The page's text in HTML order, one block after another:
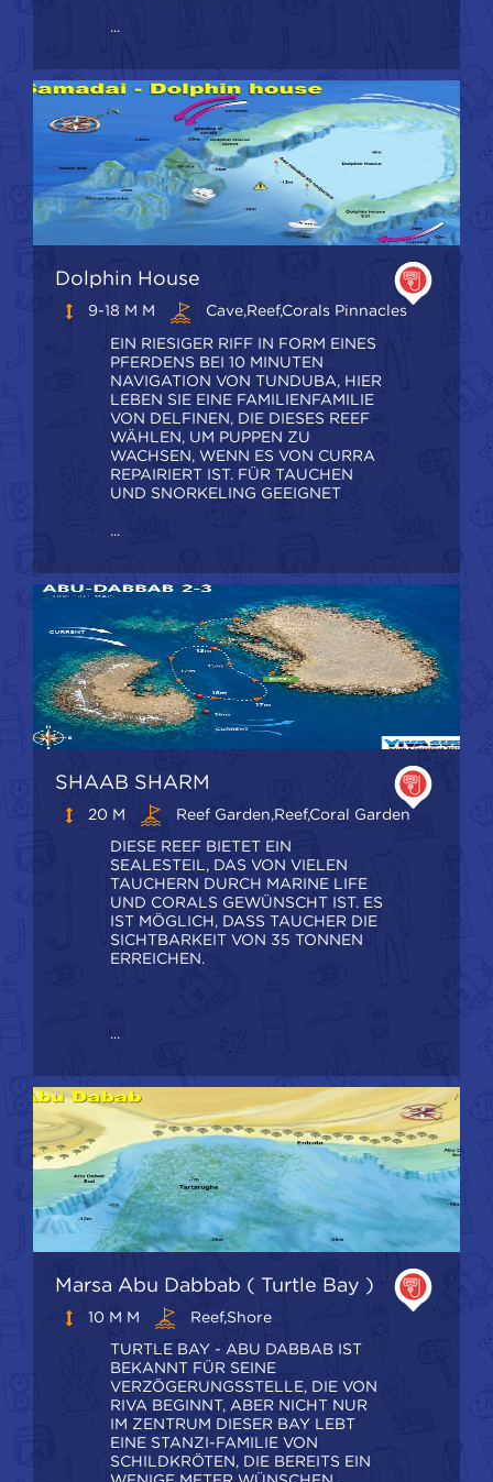
...
Dolphin House
9-18 M M
Cave,Reef,Corals Pinnacles
EIN RIESIGER RIFF IN FORM EINES
PFERDENS BEI 10 MINUTEN
NAVIGATION VON TUNDUBA, HIER
LEBEN SIE EINE FAMILIENFAMILIE
VON DELFINEN, DIE DIESES REEF
WÄHLEN, UM PUPPEN ZU
WACHSEN, WENN ES VON CURRA
REPAIRIERT IST. FÜR TAUCHEN
UND SNORKELING GEEIGNET
...
SHAAB SHARM
20 M
Reef Garden,Reef,coral Garden
DIESE REEF BIETET EIN
SEALESTEIL, DAS VON VIELEN
TAUCHERN DURCH MARINE LIFE
UND CORALS GEWÜNSCHT IST. ES
IST MÖGLICH, DASS TAUCHER DIE
SICHTBARKEIT VON 35 TONNEN
ERREICHEN.
...
Marsa Abu Dabbab ( Turtle Bay )
10 M M
Reef,shore
TURTLE BAY - ABU DABBAB IST
BEKANNT FÜR SEINE
VERZÖGERUNGSSTELLE, DIE VON
RIVA BEGINNT, ABER NICHT NUR
IM ZENTRUM DIESER BAY LEBT
EINE STANZI-FAMILIE VON
SCHILDKRÖTEN, DIE BEREITS EIN